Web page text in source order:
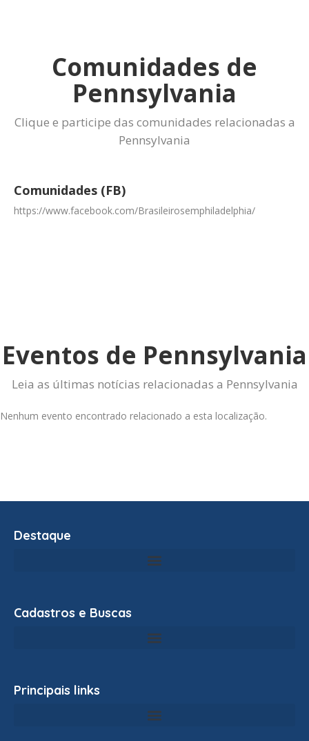
Comunidades de
Pennsylvania
Clique e participe das comunidades relacionadas a
Pennsylvania
Comunidades (FB)
https://www.facebook.com/Brasileirosemphiladelphia/
Eventos de Pennsylvania
Leia as últimas notícias relacionadas a Pennsylvania
Nenhum evento encontrado relacionado a esta localização.
Destaque
Cadastros e Buscas
Principais links